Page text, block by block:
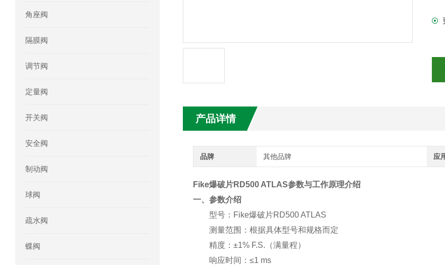
AC-MOTOREN电机FCPA 71B-2参数介绍
角座阀
隔膜阀
调节阀
定量阀
开关阀
安全阀
制动阀
球阀
疏水阀
蝶阀
产品详情
品牌 其他品牌 应
Fike爆破片RD500 ATLAS参数与工作原理介绍
一、参数介绍
型号：Fike爆破片RD500 ATLAS
测量范围 ：根据具体型号和规格而定
精度：±1% F.S.（满量程）
响应时间 ：≤1 ms